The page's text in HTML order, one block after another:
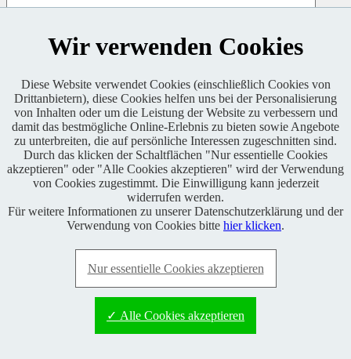
Please enter the Captcha:
Copyright © 2013SCN. All rights reserved.Datenschutz/privacy
policy
Wir verwenden Cookies
Diese Website verwendet Cookies (einschließlich Cookies von
Drittanbietern), diese Cookies helfen uns bei der Personalisierung
von Inhalten oder um die Leistung der Website zu verbessern und
damit das bestmögliche Online-Erlebnis zu bieten sowie Angebote
zu unterbreiten, die auf persönliche Interessen zugeschnitten sind.
Durch das klicken der Schaltflächen "Nur essentielle Cookies
akzeptieren" oder "Alle Cookies akzeptieren" wird der Verwendung
von Cookies zugestimmt. Die Einwilligung kann jederzeit
widerrufen werden.
Für weitere Informationen zu unserer Datenschutzerklärung und der
Verwendung von Cookies bitte hier klicken.
Nur essentielle Cookies akzeptieren
✓ Alle Cookies akzeptieren